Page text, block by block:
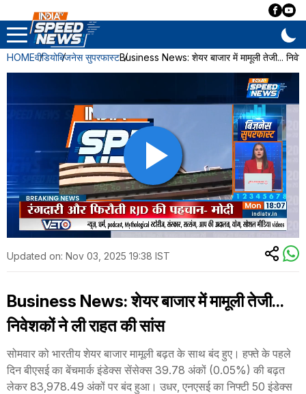
HOMEवीडियोबिजनेस सुपरफास्टBusiness News: शेयर बाजार में मामूली तेजी...
Updated on: Nov 03, 2025 19:38 IST
Business News: शेयर बाजार में मामूली तेजी...
निवेशकों ने ली राहत की सांस
सोमवार को भारतीय शेयर बाजार मामूली बढ़त के साथ बंद हुए। हफ्ते के पहले
दिन बीएसई का बेंचमार्क इंडेक्स सेंसेक्स 39.78 अंकों (0.05%) की बढ़त
लेकर 83,978.49 अंकों पर बंद हुआ। उधर, एनएसई का निफ्टी 50 इंडेक्स